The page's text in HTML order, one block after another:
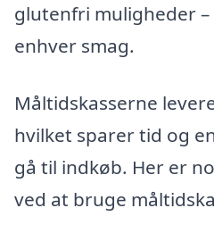
glutenfri muligheder
enhver smag.
Måltidskasserne
hvilket sparer tid og
gå til indkøb. Her er
ved at bruge